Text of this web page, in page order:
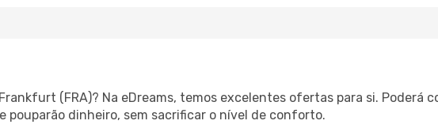
(FRA)? Na eDreams, temos excelentes ofertas para si. Poderá
pouparão dinheiro, sem sacrificar o nível de conforto.